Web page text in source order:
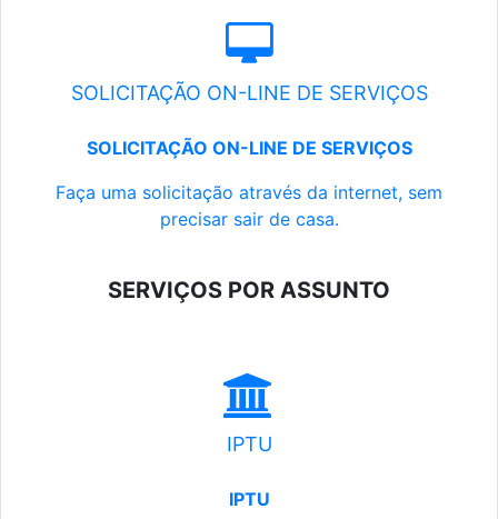
SOLICITAÇÃO ON-LINE DE SERVIÇOS
SOLICITAÇÃO ON-LINE DE SERVIÇOS
Faça uma solicitação através da internet, sem
precisar sair de casa.
SERVIÇOS POR ASSUNTO
IPTU
IPTU